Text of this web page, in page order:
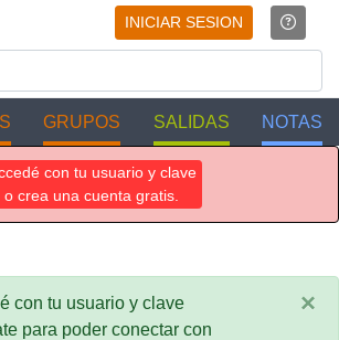
INICIAR SESION
GRUPOS SALIDAS NOTAS
con tu usuario y clave
o crea una cuenta gratis.
con tu usuario y clave
para poder conectar con
×